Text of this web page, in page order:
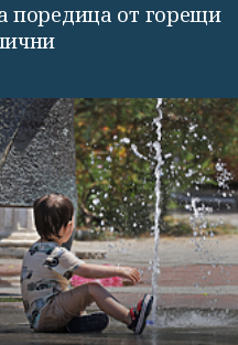
поредица от горещи